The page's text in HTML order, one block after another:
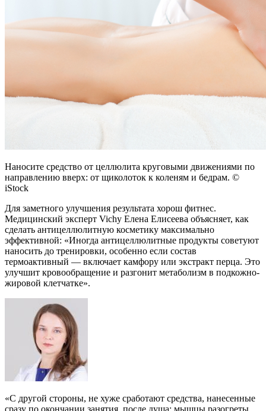
Наносите средство от целлюлита круговыми движениями по
направлению вверх: от щиколоток к коленям и бедрам. ©
iStock
Для заметного улучшения результата хорош фитнес.
Медицинский эксперт Vichy Елена Елисеева объясняет, как
сделать антицеллюлитную косметику максимально
эффективной: «Иногда антицеллюлитные продукты советуют
наносить до тренировки, особенно если состав
термоактивный — включает камфору или экстракт перца. Это
улучшит кровообращение и разгонит метаболизм в подкожно-
жировой клетчатке».
«С другой стороны, не хуже сработают средства, нанесенные
сразу по окончании занятия, после душа: мышцы разогреты,